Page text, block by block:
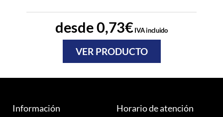
desde0,73€IVA incluido
VER PRODUCTO
Información Horario de atención